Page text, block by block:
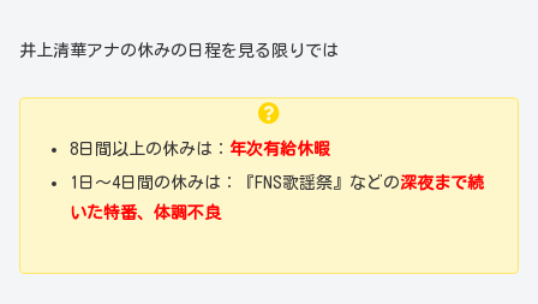
井上清華アナの休みの日程を見る限りでは
8日間以上の休みは： 年次有給休暇
1日～4日間の休みは：『FNS歌謡祭』などの深夜まで続
いた特番、体調不良